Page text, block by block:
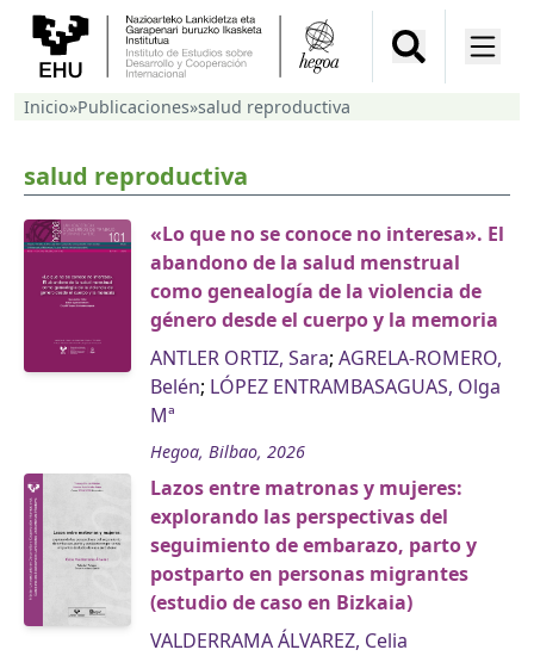
Inicio»Publicaciones»salud reproductiva
salud reproductiva
«Lo que no se conoce no interesa». El
abandono de la salud menstrual
como genealogía de la violencia de
género desde el cuerpo y la memoria
ANTLER ORTIZ, Sara; AGRELA-ROMERO,
Belén; LÓPEZ ENTRAMBASAGUAS, Olga
Mª
Hegoa, Bilbao, 2026
Lazos entre matronas y mujeres:
explorando las perspectivas del
seguimiento de embarazo, parto y
postparto en personas migrantes
(estudio de caso en Bizkaia)
VALDERRAMA ÁLVAREZ, Celia